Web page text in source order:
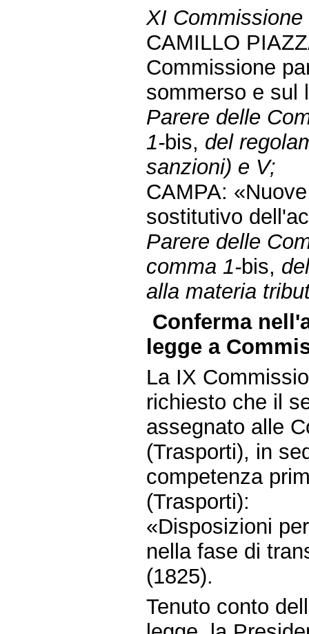
XI Commissione
CAMILLO
Commissione
sommerso e sul
Parere delle
1-bis, del
sanzioni) e V;
CAMPA:
sostitutivo
Parere delle
comma 1-bis,
alla materia
Conferma
legge a
La IX
richiesto che il
assegnato alle
(Trasporti), in
competenza
(Trasporti):
«Disposizioni
nella fase di
(1825).
Tenuto conto